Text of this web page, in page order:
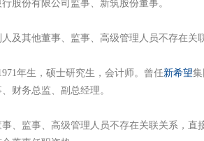
股份有限公司监事、新筑股份董事。
其他董事、监事、高级管理人员不存在关
年生，硕士研究生，会计师。曾任新希望
财务总监、副总经理。
监事、高级管理人员不存在关联关系，直